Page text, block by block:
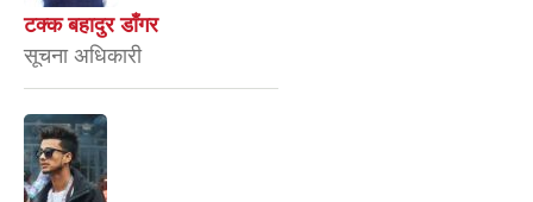
टक्क बहादुर डाँगर
सूचना अधिकारी